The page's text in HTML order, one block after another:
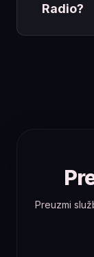
Radio?
Preuzmi